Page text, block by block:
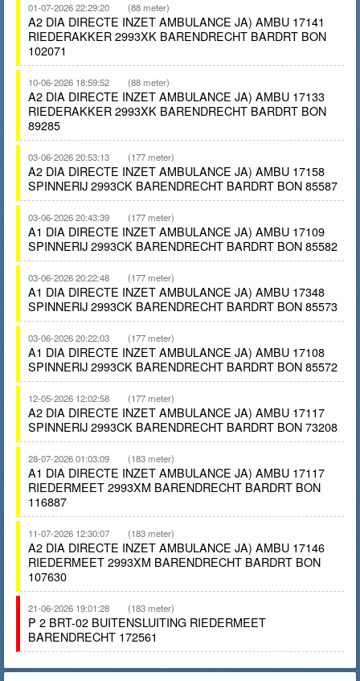
01-07-2026 22:29:20 (88 meter)
A2 DIA DIRECTE INZET AMBULANCE JA) AMBU 17141
RIEDERAKKER 2993XK BARENDRECHT BARDRT BON
102071
10-06-2026 18:59:52 (88 meter)
A2 DIA DIRECTE INZET AMBULANCE JA) AMBU 17133
RIEDERAKKER 2993XK BARENDRECHT BARDRT BON
89285
03-06-2026 20:53:13 (177 meter)
A2 DIA DIRECTE INZET AMBULANCE JA) AMBU 17158
SPINNERIJ 2993CK BARENDRECHT BARDRT BON 85587
03-06-2026 20:43:39 (177 meter)
A1 DIA DIRECTE INZET AMBULANCE JA) AMBU 17109
SPINNERIJ 2993CK BARENDRECHT BARDRT BON 85582
03-06-2026 20:22:48 (177 meter)
A1 DIA DIRECTE INZET AMBULANCE JA) AMBU 17348
SPINNERIJ 2993CK BARENDRECHT BARDRT BON 85573
03-06-2026 20:22:03 (177 meter)
A1 DIA DIRECTE INZET AMBULANCE JA) AMBU 17108
SPINNERIJ 2993CK BARENDRECHT BARDRT BON 85572
12-05-2026 12:02:58 (177 meter)
A2 DIA DIRECTE INZET AMBULANCE JA) AMBU 17117
SPINNERIJ 2993CK BARENDRECHT BARDRT BON 73208
28-07-2026 01:03:09 (183 meter)
A1 DIA DIRECTE INZET AMBULANCE JA) AMBU 17117
RIEDERMEET 2993XM BARENDRECHT BARDRT BON
116887
11-07-2026 12:30:07 (183 meter)
A2 DIA DIRECTE INZET AMBULANCE JA) AMBU 17146
RIEDERMEET 2993XM BARENDRECHT BARDRT BON
107630
21-06-2026 19:01:28 (183 meter)
P 2 BRT-02 BUITENSLUITING RIEDERMEET
BARENDRECHT 172561